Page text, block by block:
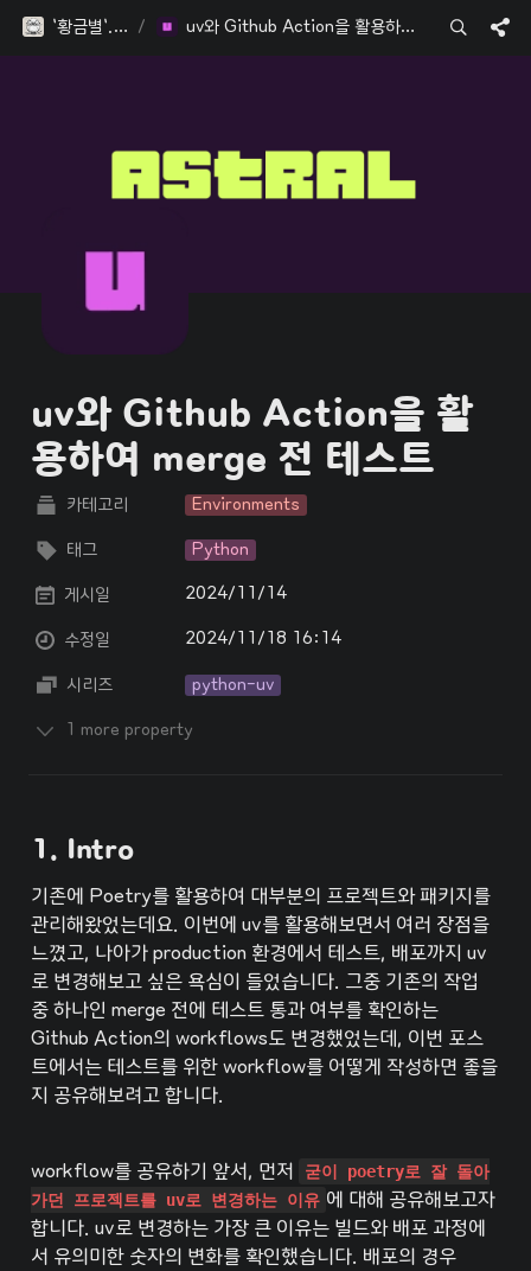
`황금별`.blog / uv와 Github Action을 활용하여 merge 전 테스트
uv와 Github Action을 활
용하여 merge 전 테스트
카테고리 Environments
태그 Python
게시일 2024/11/14
수정일 2024/11/18 16:14
시리즈 python-uv
1 more property
1. Intro
기존에 Poetry를 활용하여 대부분의 프로젝트와 패키지를
관리해왔었는데요. 이번에 uv를 활용해보면서 여러 장점을
느꼈고, 나아가 production 환경에서 테스트, 배포까지 uv
로 변경해보고 싶은 욕심이 들었습니다. 그중 기존의 작업
중 하나인 merge 전에 테스트 통과 여부를 확인하는
Github Action의 workflows도 변경했었는데, 이번 포스
트에서는 테스트를 위한 workflow를 어떻게 작성하면 좋을
지 공유해보려고 합니다.
workflow를 공유하기 앞서, 먼저
굳이 poetry로 잘 돌아
가던 프로젝트를 uv로 변경하는 이유 에 대해 공유해보고자
합니다. uv로 변경하는 가장 큰 이유는 빌드와 배포 과정에
서 유의미한 숫자의 변화를 확인했습니다. 배포의 경우